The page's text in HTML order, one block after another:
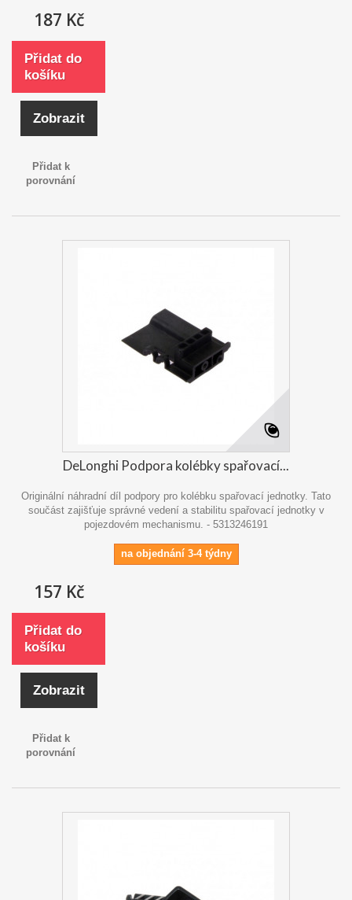
187 Kč
Přidat do
košíku
Zobrazit
Přidat k
porovnání
DeLonghi Podpora kolébky spařovací...
Originální náhradní díl podpory pro kolébku spařovací jednotky. Tato
součást zajišťuje správné vedení a stabilitu spařovací jednotky v
pojezdovém mechanismu. - 5313246191
na objednání 3-4 týdny
157 Kč
Přidat do
košíku
Zobrazit
Přidat k
porovnání